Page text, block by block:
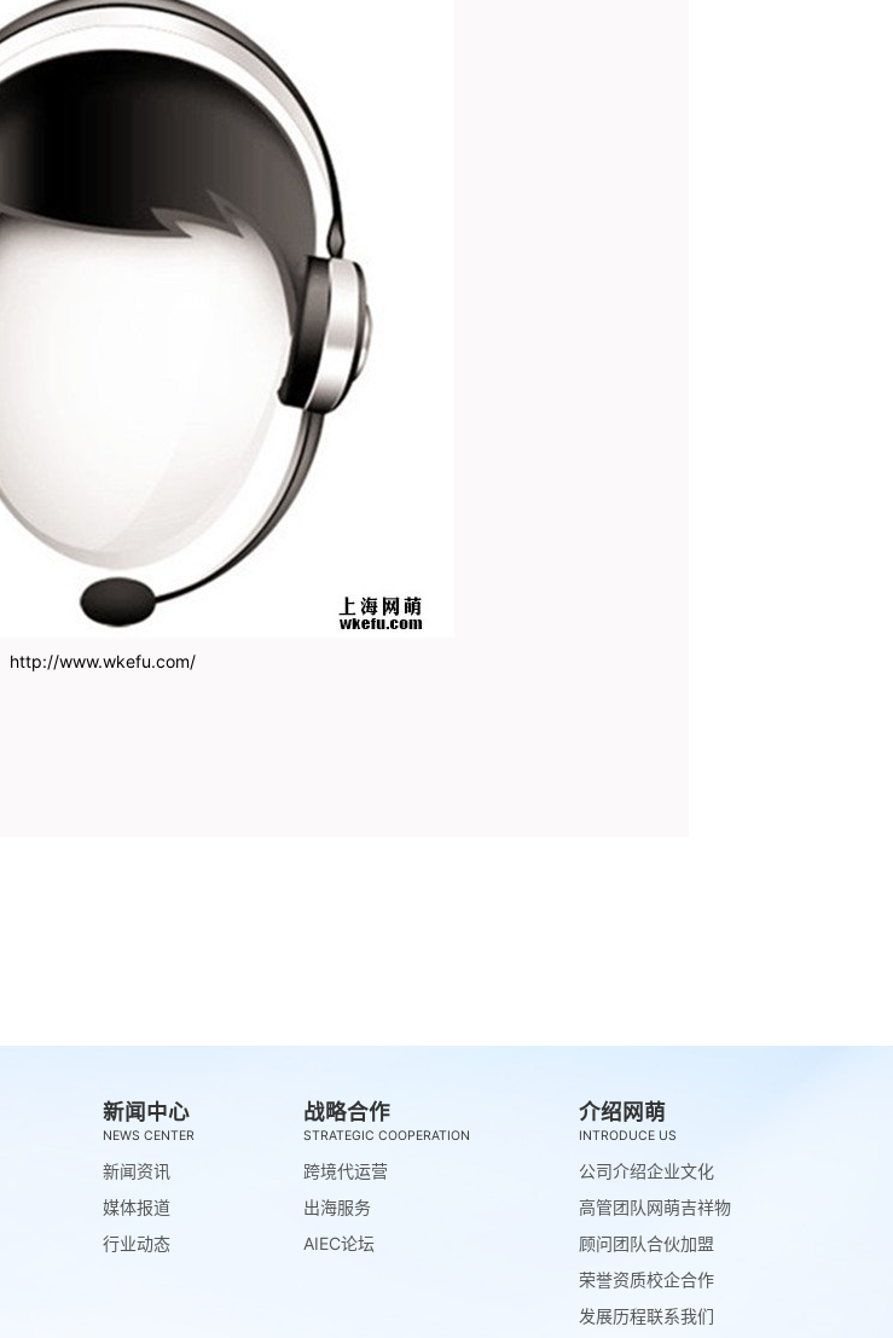
http://www.wkefu.com/
新闻中心
NEWS CENTER
新闻资讯
媒体报道
行业动态
战略合作
STRATEGIC COOPERATION
跨境代运营
出海服务
AIEC论坛
介绍网萌
INTRODUCE US
公司介绍
高管团队
顾问团队
荣誉资质
发展历程
企业文化
网萌吉祥物
合伙加盟
校企合作
联系我们